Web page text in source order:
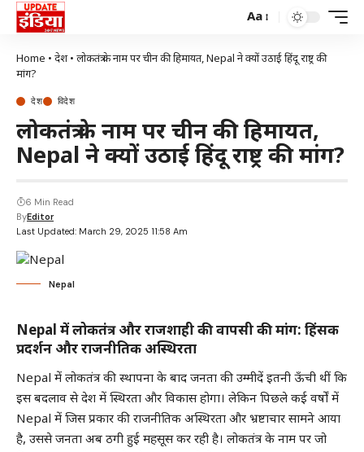
Aa
Home • देश• लोकतंत्र के नाम पर चीन की हिमायत, Nepal ने क्यों उठाई हिंदू राष्ट्र की
मांग?
देश विदेश
लोकतंत्र के नाम पर चीन की हिमायत,
Nepal ने क्यों उठाई हिंदू राष्ट्र की मांग?
Last Updated: March 29, 2025 11:58 Am
ByEditor
6 Min Read
Nepal
Nepal में लोकतंत्र और राजशाही की वापसी की मांग: हिंसक
प्रदर्शन और राजनीतिक अस्थिरता
Nepal में लोकतंत्र की स्थापना के बाद जनता की उम्मीदें इतनी ऊँची थीं कि
इस बदलाव से देश में स्थिरता और विकास होगा। लेकिन पिछले कई वर्षों में
Nepal में जिस प्रकार की राजनीतिक अस्थिरता और भ्रष्टाचार सामने आया
है, उससे जनता अब ठगी हुई महसूस कर रही है। लोकतंत्र के नाम पर जो